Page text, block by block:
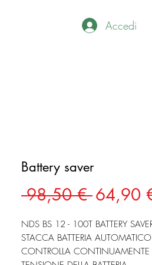
Accedi
Battery saver
98,50 € Prezzo
regolare
64,90
NDS BS 12 - 100T BATTERY
STACCA BATTERIA
CONTROLLA CONTINUAMENTE